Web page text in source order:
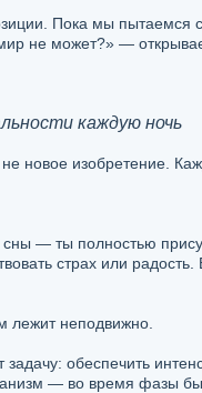
Пока мы
не может?» —
каждую ночь
новое изобретение.
— ты полностью
страх или
лежит неподвижно.
обеспечить
— во время фазы